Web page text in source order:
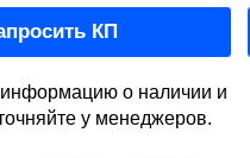
КП
о наличии и
у менеджеров.